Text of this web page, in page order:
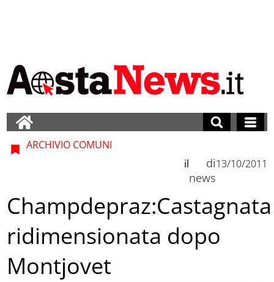
ARCHIVIO COMUNI
di
news
il 13/10/2011
Champdepraz:Castagnata
ridimensionata dopo
Montjovet